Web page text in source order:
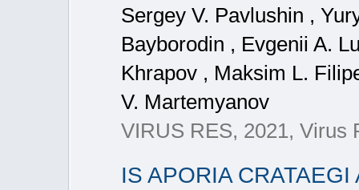
Sergey V. Pavlushin ,
Bayborodin , Evgenii A.
Khrapov , Maksim L.
V. Martemyanov
VIRUS RES, 2021, Virus
IS APORIA